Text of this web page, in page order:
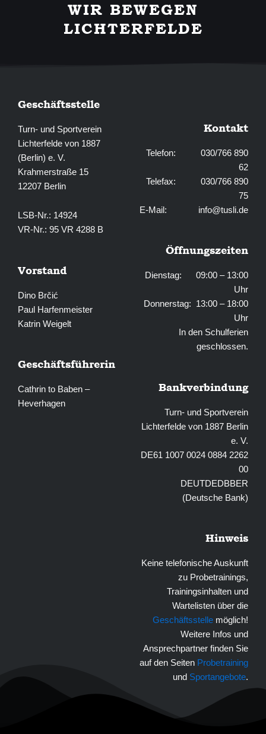
o
o
k
-
g
r
a
m
WIR BEWEGEN
LICHTERFELDE
Geschäftsstelle
Turn- und Sportverein
Lichterfelde von 1887
(Berlin) e. V.
Krahmerstraße 15
12207 Berlin
LSB-Nr.: 14924
VR-Nr.: 95 VR 4288 B
Vorstand
Dino Brčić
Paul Harfenmeister
Katrin Weigelt
Geschäftsführerin
Cathrin to Baben –
Heverhagen
Kontakt
Telefon: 030/766 890
62
Telefax: 030/766 890
75
E-Mail: info@tusli.de
Öffnungszeiten
Dienstag: 09:00 – 13:00
Uhr
Donnerstag: 13:00 – 18:00
Uhr
In den Schulferien
geschlossen.
Bankverbindung
Turn- und Sportverein
Lichterfelde von 1887 Berlin
e. V.
DE61 1007 0024 0884 2262
00
DEUTDEDBBER
(Deutsche Bank)
Hinweis
Keine telefonische Auskunft
zu Probetrainings,
Trainingsinhalten und
Wartelisten über die
Geschäftsstelle möglich!
Weitere Infos und
Ansprechpartner finden Sie
auf den Seiten Probetraining
und Sportangebote.